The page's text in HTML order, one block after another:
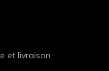
et livraison